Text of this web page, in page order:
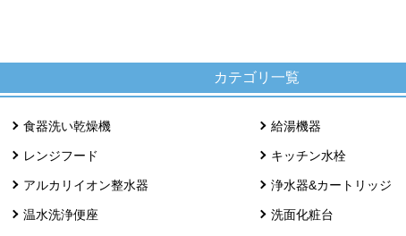
カテゴリ一覧
食器洗い乾燥機 給湯機器
レンジフード キッチン水栓
アルカリイオン整水器 浄水器&カートリッジ
温水洗浄便座 洗面化粧台